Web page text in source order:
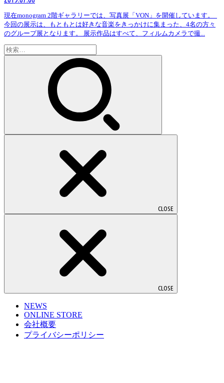
現在monogram 2階ギャラリーでは、写真展「VON」を開催しています。
今回の展示は、もともとは好きな音楽をきっかけに集まった、4名の方々
のグループ展となります。 展示作品はすべて、フィルムカメラで撮...
検
索:
CLOSE
CLOSE
NEWS
ONLINE STORE
会社概要
プライバシーポリシー